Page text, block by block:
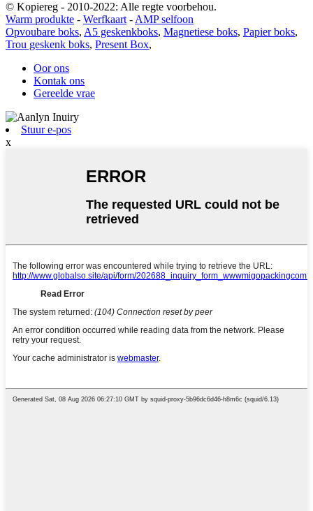
© Kopiereg - 2010-2022: Alle regte voorbehou.
Warm produkte - Werfkaart - AMP selfoon
Opvoubare boks, A5 geskenkboks, Magnetiese boks, Papier boks,
Trou geskenk boks, Present Box,
Oor ons
Kontak ons
Gereelde vrae
Stuur e-pos
x